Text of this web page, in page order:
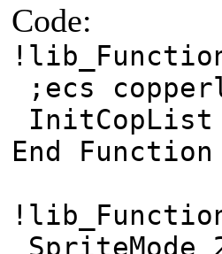
Code:
;ecs
InitCopList
End Function
SpriteMode